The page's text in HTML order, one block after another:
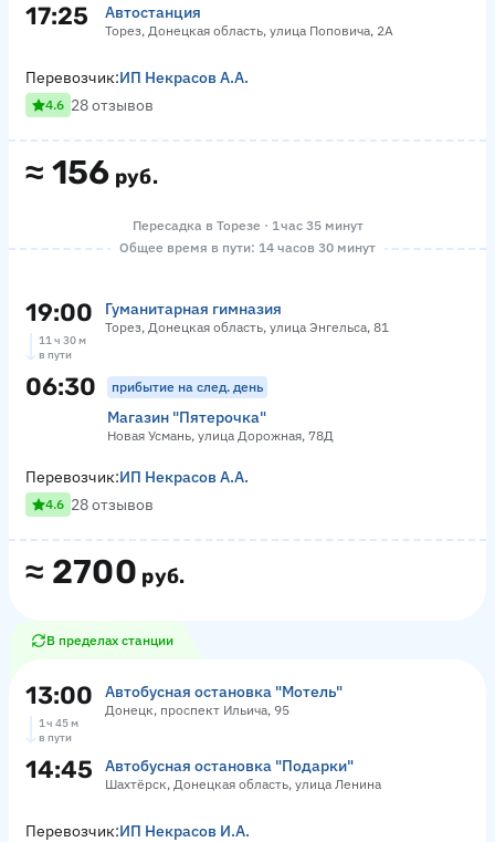
17:25 Автостанция
Торез, Донецкая область, улица Поповича, 2А
≈ 156 руб.
Перевозчик:ИП Некрасов А.А.
4.6 28 отзывов
Пересадка в Торезе · 1 час 35 минут
Общее время в пути: 14 часов 30 минут
19:00 Гуманитарная гимназия
Торез, Донецкая область, улица Энгельса, 81
11 ч 30 м
в пути
06:30 прибытие на след. день
Магазин "Пятерочка"
Новая Усмань, улица Дорожная, 78Д
≈ 2700 руб.
Перевозчик:ИП Некрасов А.А.
4.6 28 отзывов
В пределах станции
13:00 Автобусная остановка "Мотель"
Донецк, проспект Ильича, 95
1 ч 45 м
в пути
14:45 Автобусная остановка "Подарки"
Шахтёрск, Донецкая область, улица Ленина
Перевозчик:ИП Некрасов И.А.